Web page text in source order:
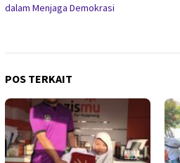
dalam Menjaga Demokrasi
POS TERKAIT